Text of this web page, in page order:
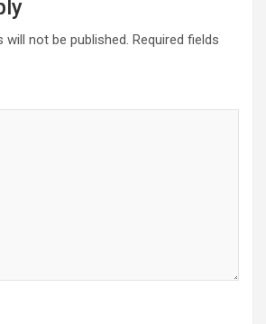
will not be published. Required fields